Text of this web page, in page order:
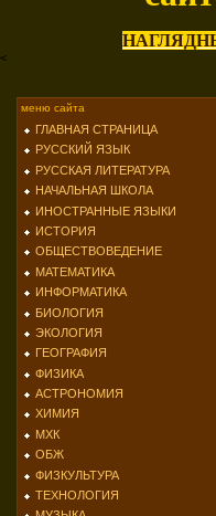
<
меню сайта
ГЛАВНАЯ СТРАНИЦА
РУССКИЙ ЯЗЫК
РУССКАЯ ЛИТЕРАТУРА
НАЧАЛЬНАЯ ШКОЛА
ИНОСТРАННЫЕ ЯЗЫКИ
ИСТОРИЯ
ОБЩЕСТВОВЕДЕНИЕ
МАТЕМАТИКА
ИНФОРМАТИКА
БИОЛОГИЯ
ЭКОЛОГИЯ
ГЕОГРАФИЯ
ФИЗИКА
АСТРОНОМИЯ
ХИМИЯ
МХК
ОБЖ
ФИЗКУЛЬТУРА
ТЕХНОЛОГИЯ